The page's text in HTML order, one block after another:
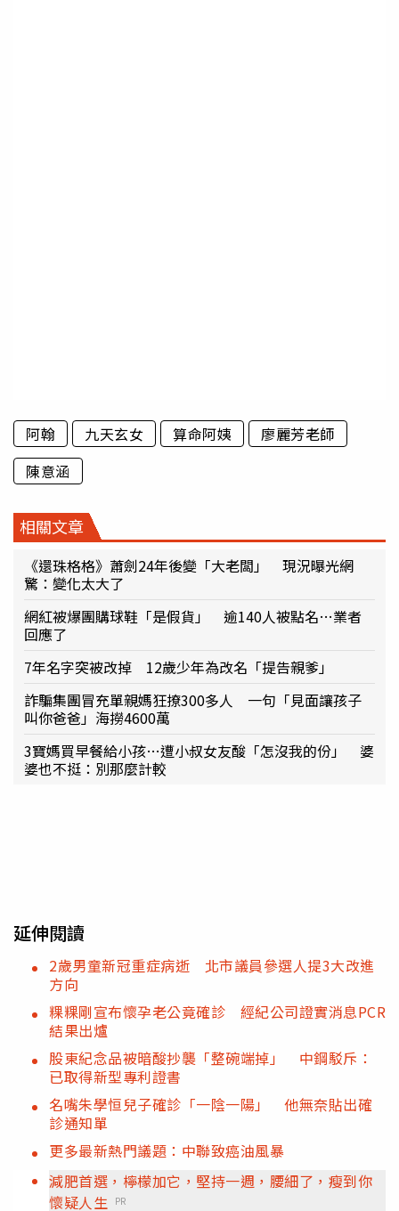
阿翰 九天玄女 算命阿姨
廖麗芳老師
陳意涵
相關文章
《還珠格格》蕭劍24年後變「大老闆」 現況曝光網
驚：變化太大了
網紅被爆團購球鞋「是假貨」 逾140人被點名…業者
回應了
7年名字突被改掉 12歲少年為改名「提告親爹」
詐騙集團冒充單親媽狂撩300多人 一句「見面讓孩子
叫你爸爸」海撈4600萬
3寶媽買早餐給小孩…遭小叔女友酸「怎沒我的份」 婆
婆也不挺：別那麼計較
延伸閱讀
2歲男童新冠重症病逝 北市議員參選人提3大改進
方向
粿粿剛宣布懷孕老公竟確診 經紀公司證實消息PCR
結果出爐
股東紀念品被暗酸抄襲「整碗端掉」 中鋼駁斥：
已取得新型專利證書
名嘴朱學恒兒子確診「一陰一陽」 他無奈貼出確
診通知單
更多最新熱門議題：中聯致癌油風暴
減肥首選，檸檬加它，堅持一週，腰細了，瘦到你
懷疑人生 PR